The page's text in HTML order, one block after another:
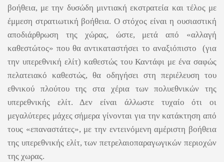
βοήθεια, με την δυσώδη μιντιακή εκστρατεία και τέλος με
έμμεση στρατιωτική βοήθεια. Ο στόχος είναι η ουσιαστική
αποδιάρθρωση της χώρας, ώστε, μετά από «αλλαγή
καθεστώτος» που θα αντικαταστήσει το αναξιόπιστο (για
την υπερεθνική ελίτ) καθεστώς του Καντάφι με ένα σαφώς
πελατειακό καθεστώς, θα οδηγήσει στη περιέλευση του
εθνικού πλούτου της στα χέρια των πολυεθνικών της
υπερεθνικής ελίτ. Δεν είναι άλλωστε τυχαίο ότι οι
μεγαλύτερες μάχες σήμερα γίνονται για την κατάκτηση από
τους «επαναστάτες», με την εντεινόμενη αμέριστη βοήθεια
της υπερεθνικής ελίτ, των πετρελαιοπαραγωγικών περιοχών
της χωρας.